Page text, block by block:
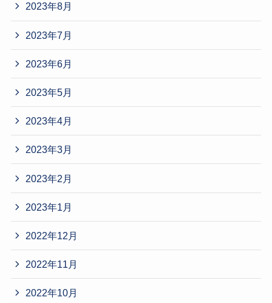
2023年8月
2023年7月
2023年6月
2023年5月
2023年4月
2023年3月
2023年2月
2023年1月
2022年12月
2022年11月
2022年10月